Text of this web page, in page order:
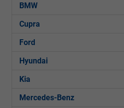
BMW
Cupra
Ford
Hyundai
Kia
Mercedes-Benz